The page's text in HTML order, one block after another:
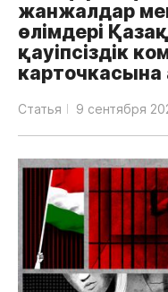
жанжалдар
өлімдері
қауіпсіздік
Статья 9 сентября